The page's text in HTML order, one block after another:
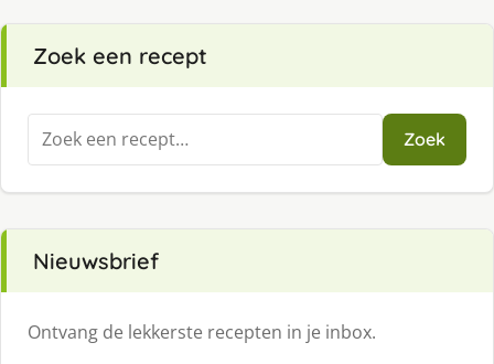
Zoek een recept
Zoeken
naar:
Zoek
Nieuwsbrief
Ontvang de lekkerste recepten in je inbox.